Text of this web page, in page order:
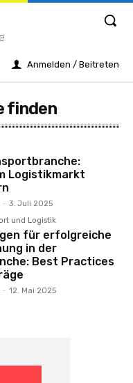
Anmelden / Beitreten
finden
Logistikmarkt
- 3. Juli 2025
und Logistik
für erfolgreiche
in der
Best Practices
- 12. Mai 2025